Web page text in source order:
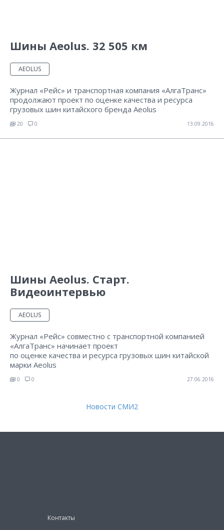
Шины Aeolus. 32 505 км
AEOLUS
Журнал «Рейс» и транспортная компания «Алга­Транс»
продолжают проект по оценке качества и ресурса
грузовых шин китайского бренда Aeolus
20 0 13.09.2016
Шины Aeolus. Старт.
Видеоинтервью
AEOLUS
Журнал «Рейс» совместно с транспортной компанией
«АлгаТранс» начинает проект
по оценке качества и ресурса грузовых шин китайской
марки Aeolus
0 0 27.06.2016
Новости СМИ2
Контакты